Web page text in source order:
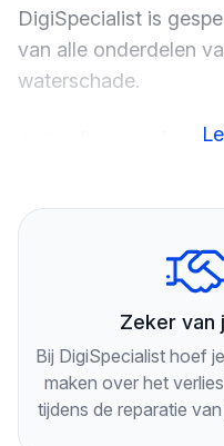
DigiSpecialist is
van alle onderdelen
waterschade.
Je hoeft geen
oplossing voor je
Onze technici
snel mogelijk weer
Galaxy Tab S6. Als
wilt komen, kun je
sturen via onze
Zeker van
Bij DigiSpecialist hoef
maken over het
tijdens de reparatie